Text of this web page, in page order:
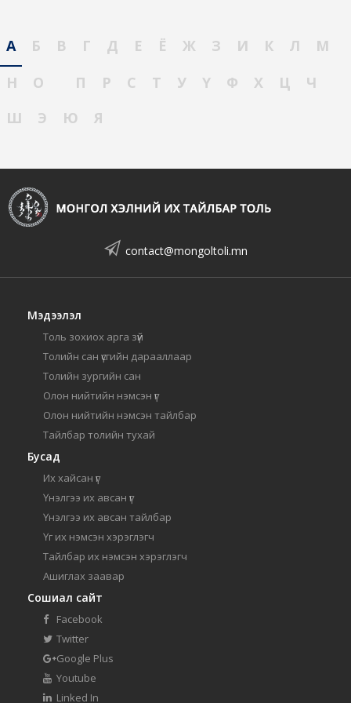
А Б В Г Д Е Ё Ж З И К Л
М
Н
О П Р С Т У Ү Ф Х Ц
Ч
Ш
Э Ю Я
contact@mongoltoli.mn
Мэдээлэл
Толь зохиох арга зүй
Толийн сан үсгийн дарааллаар
Толийн зургийн сан
Олон нийтийн нэмсэн үг
Олон нийтийн нэмсэн тайлбар
Тайлбар толийн тухай
Бусад
Их хайсан үг
Үнэлгээ их авсан үг
Үнэлгээ их авсан тайлбар
Үг их нэмсэн хэрэглэгч
Тайлбар их нэмсэн хэрэглэгч
Ашиглах заавар
Сошиал сайт
Facebook
Twitter
Google Plus
Youtube
Linked In